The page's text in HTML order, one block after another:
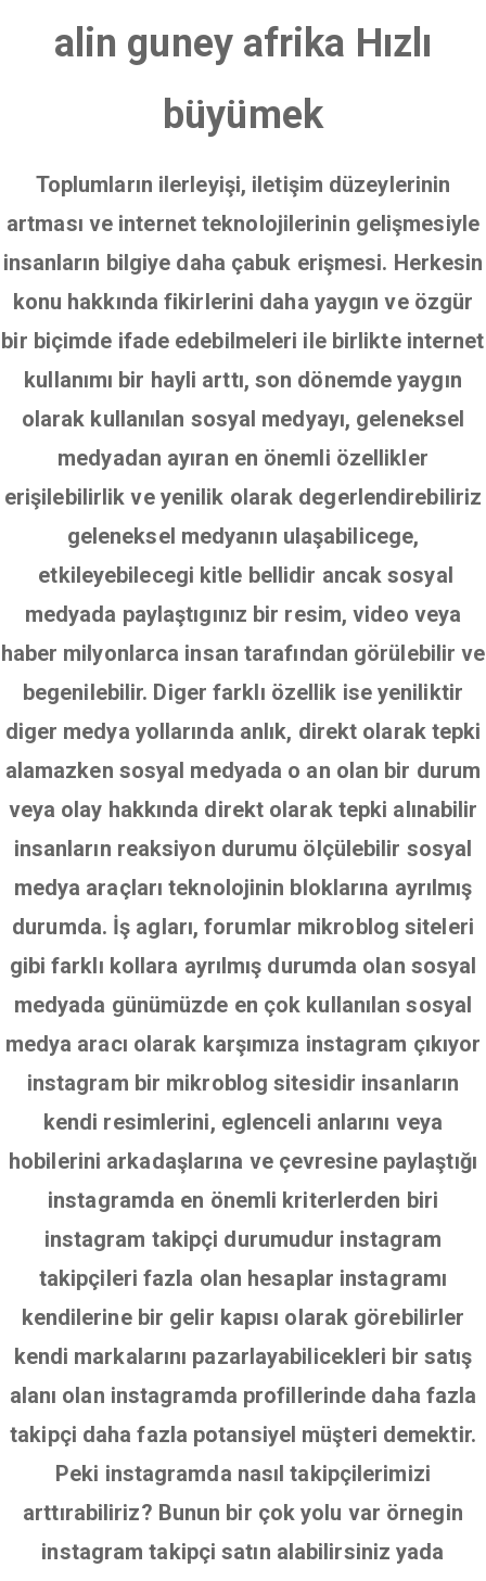
alin guney afrika Hızlı
büyümek
Toplumların ilerleyişi, iletişim düzeylerinin
artması ve internet teknolojilerinin gelişmesiyle
insanların bilgiye daha çabuk erişmesi. Herkesin
konu hakkında fikirlerini daha yaygın ve özgür
bir biçimde ifade edebilmeleri ile birlikte internet
kullanımı bir hayli arttı, son dönemde yaygın
olarak kullanılan sosyal medyayı, geleneksel
medyadan ayıran en önemli özellikler
erişilebilirlik ve yenilik olarak degerlendirebiliriz
geleneksel medyanın ulaşabilicege,
etkileyebilecegi kitle bellidir ancak sosyal
medyada paylaştıgınız bir resim, video veya
haber milyonlarca insan tarafından görülebilir ve
begenilebilir. Diger farklı özellik ise yeniliktir
diger medya yollarında anlık, direkt olarak tepki
alamazken sosyal medyada o an olan bir durum
veya olay hakkında direkt olarak tepki alınabilir
insanların reaksiyon durumu ölçülebilir sosyal
medya araçları teknolojinin bloklarına ayrılmış
durumda. İş agları, forumlar mikroblog siteleri
gibi farklı kollara ayrılmış durumda olan sosyal
medyada günümüzde en çok kullanılan sosyal
medya aracı olarak karşımıza instagram çıkıyor
instagram bir mikroblog sitesidir insanların
kendi resimlerini, eglenceli anlarını veya
hobilerini arkadaşlarına ve çevresine paylaştığı
instagramda en önemli kriterlerden biri
instagram takipçi durumudur instagram
takipçileri fazla olan hesaplar instagramı
kendilerine bir gelir kapısı olarak görebilirler
kendi markalarını pazarlayabilicekleri bir satış
alanı olan instagramda profillerinde daha fazla
takipçi daha fazla potansiyel müşteri demektir.
Peki instagramda nasıl takipçilerimizi
arttırabiliriz? Bunun bir çok yolu var örnegin
instagram takipçi satın alabilirsiniz yada